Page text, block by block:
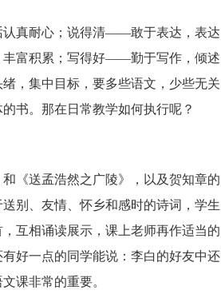
真耐心；说得清——敢于表达，表达
富积累；写得好——勤于写作，倾述
，集中目标，要多些语文，少些无关
书。那在日常教学如何执行呢？
《送孟浩然之广陵》，以及贺知章的
别、友情、怀乡和感时的诗词，学生
互相诵读展示，课上老师再作适当的
好一点的同学能说：李白的好友中还
课非常的重要。